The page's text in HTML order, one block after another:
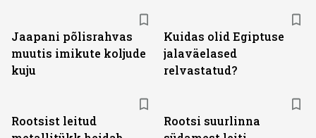
Jaapani põlisrahvas
muutis imikute koljude
kuju
Kuidas olid Egiptuse
jalaväelased
relvastatud?
Rootsist leitud
Rootsi suurlinna